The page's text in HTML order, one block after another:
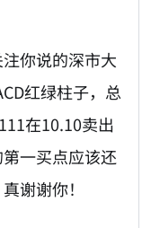
你说的深市大
红绿柱子，总
在10.10卖出
一买点应该还
谢谢你！